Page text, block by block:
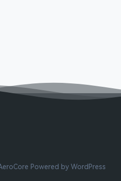
Powered by WordPress